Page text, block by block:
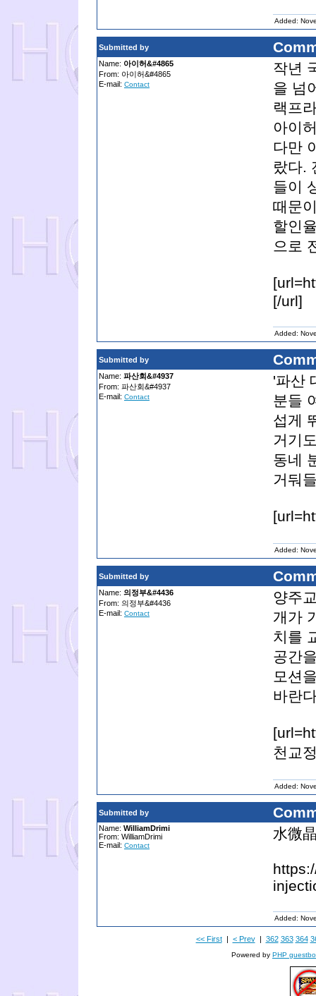
Added:
Submitted by
Name: 아이허&#4865
From: 아이허&#4865
E-mail: Contact
작년
을 넘
랙프
아이
다만
랐다.
들이
때문
할인
으로
[/url]
Added:
Submitted by
Name: 파산회&#4937
From: 파산회&#4937
E-mail: Contact
'파산
분들
섭게
거기
동네
거둬
Added:
Submitted by
Name: 의정부&#4436
From: 의정부&#4436
E-mail: Contact
양주
개가
치를
공간
모션
바란
천교
Added:
Submitted by
Name: WilliamDrimi
From: WilliamDrimi
E-mail: Contact
水微
Added:
<< First| < Prev| 362 363 364
Powered by PHP